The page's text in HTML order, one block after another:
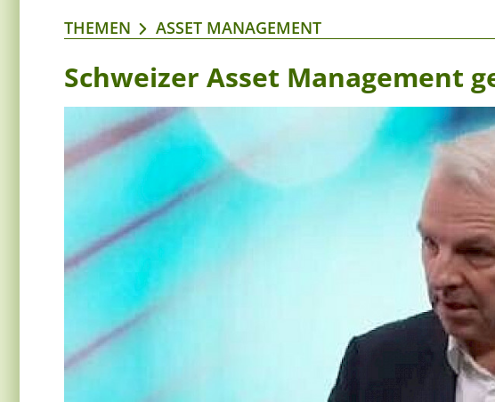
THEMEN ASSET MANAGEMENT
Schweizer Asset Management